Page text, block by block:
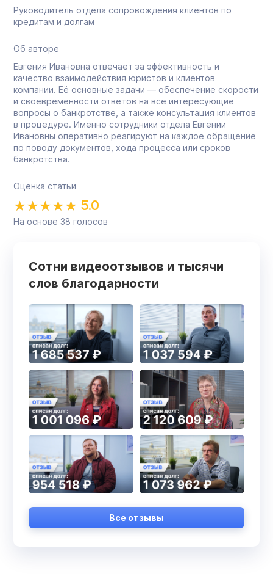
Руководитель отдела сопровождения клиентов по
кредитам и долгам
Об авторе
Евгения Ивановна отвечает за эффективность и
качество взаимодействия юристов и клиентов
компании. Её основные задачи — обеспечение скорости
и своевременности ответов на все интересующие
вопросы о банкротстве, а также консультация клиентов
в процедуре. Именно сотрудники отдела Евгении
Ивановны оперативно реагируют на каждое обращение
по поводу документов, хода процесса или сроков
банкротства.
Оценка статьи
5.0
На основе 38 голосов
Сотни видеоотзывов и тысячи
слов благодарности
Все отзывы